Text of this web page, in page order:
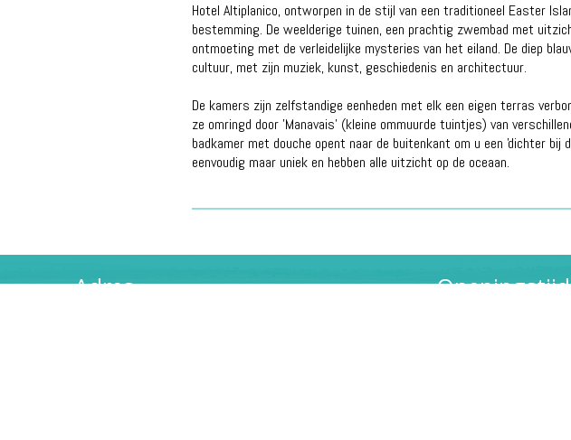
Hotel Altiplanico, ontworpen in de stijl van een traditioneel Easter
bestemming. De weelderige tuinen, een prachtig zwembad met
ontmoeting met de verleidelijke mysteries van het eiland. De diep
cultuur, met zijn muziek, kunst, geschiedenis en architectuur.
De kamers zijn zelfstandige eenheden met elk een eigen terras
ze omringd door 'Manavais' (kleine ommuurde tuintjes) van
badkamer met douche opent naar de buitenkant om u een 'dichter
eenvoudig maar uniek en hebben alle uitzicht op de oceaan.
Adres